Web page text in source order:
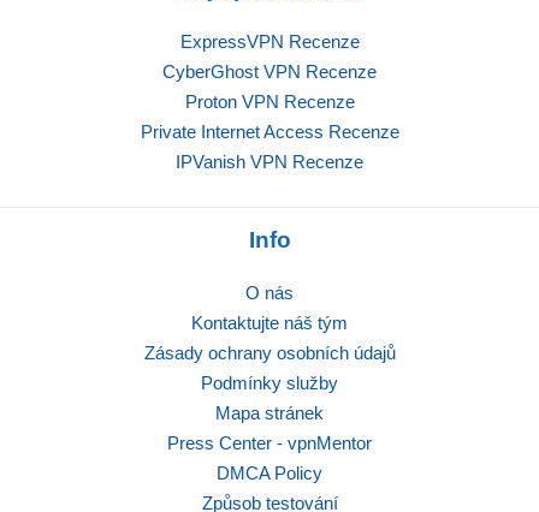
ExpressVPN Recenze
CyberGhost VPN Recenze
Proton VPN Recenze
Private Internet Access Recenze
IPVanish VPN Recenze
Info
O nás
Kontaktujte náš tým
Zásady ochrany osobních údajů
Podmínky služby
Mapa stránek
Press Center - vpnMentor
DMCA Policy
Způsob testování